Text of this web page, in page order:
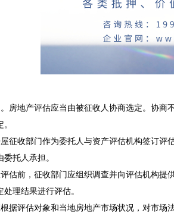
。房地产评估应当由被征收人协商选定。协
屋征收部门作为委托人与资产评估机构签订
托人承担。
评估前，征收部门应组织调查并向评估机构
理结果进行评估。
根据评估对象和当地房地产市场状况，对市